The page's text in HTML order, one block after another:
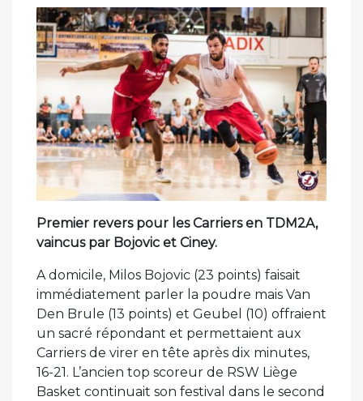
Premier revers pour les Carriers en TDM2A,
vaincus par Bojovic et Ciney.
A domicile, Milos Bojovic (23 points) faisait
immédiatement parler la poudre mais Van
Den Brule (13 points) et Geubel (10) offraient
un sacré répondant et permettaient aux
Carriers de virer en tête après dix minutes,
16-21. L’ancien top scoreur de RSW Liège
Basket continuait son festival dans le second